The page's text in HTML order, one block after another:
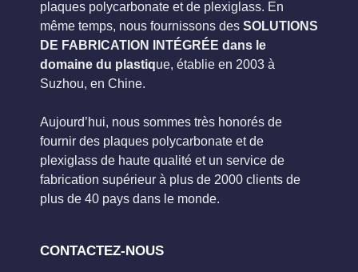
plaques polycarbonate et de plexiglass. En
même temps, nous fournissons des SOLUTIONS
DE FABRICATION INTÉGRÉE dans le
domaine du plastique, établie en 2003 à
Suzhou, en Chine.
Aujourd’hui, nous sommes très honorés de
fournir des plaques polycarbonate et de
plexiglass de haute qualité et un service de
fabrication supérieur à plus de 2000 clients de
plus de 40 pays dans le monde.
CONTACTEZ-NOUS